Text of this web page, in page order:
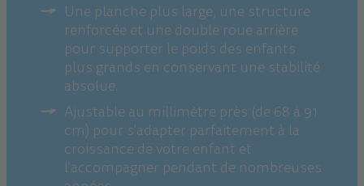
Une planche plus large, une structure
renforcée et une double roue arrière
pour supporter le poids des enfants
plus grands en conservant une stabilité
absolue.
Ajustable au millimètre près (de 68 à 91
cm) pour s'adapter parfaitement à la
croissance de votre enfant et
l’accompagner pendant de nombreuses